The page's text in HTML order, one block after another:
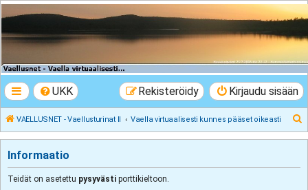
VAELLUSNET -
Vaellusturinat II
UKK Kirjaudu sisään
Rekisteröidy
VAELLUSNET - Vaellusturinat II Vaella virtuaalisesti kunnes pääset oikeasti
Informaatio
Teidät on asetettu pysyvästi porttikieltoon.